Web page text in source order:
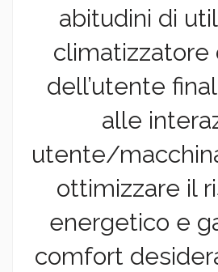
abitudini di
climatizzatore
dell’utente
alle
utente/
ottimizzare il
energetico e
comfort